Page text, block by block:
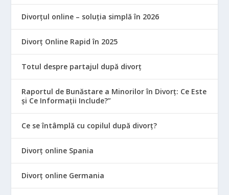
Divorțul online – soluția simplă în 2026
Divorț Online Rapid în 2025
Totul despre partajul după divorț
Raportul de Bunăstare a Minorilor în Divorț: Ce Este
și Ce Informații Include?”
Ce se întâmplă cu copilul după divorț?
Divorț online Spania
Divorț online Germania